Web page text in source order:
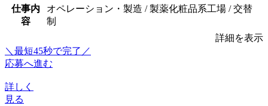
仕事内
容
オペレーション・製造 / 製薬化粧品系工場 / 交替
制
詳細を表示
＼最短45秒で完了／
応募へ進む
詳しく
見る